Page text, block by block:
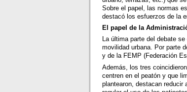
Sobre el papel, las normas
destacó los esfuerzos de la
El papel de la
La última parte del debate
movilidad urbana. Por parte
y de la FEMP (Federación
Además, los tres
centren en el peatón y que
plantearon, destacan